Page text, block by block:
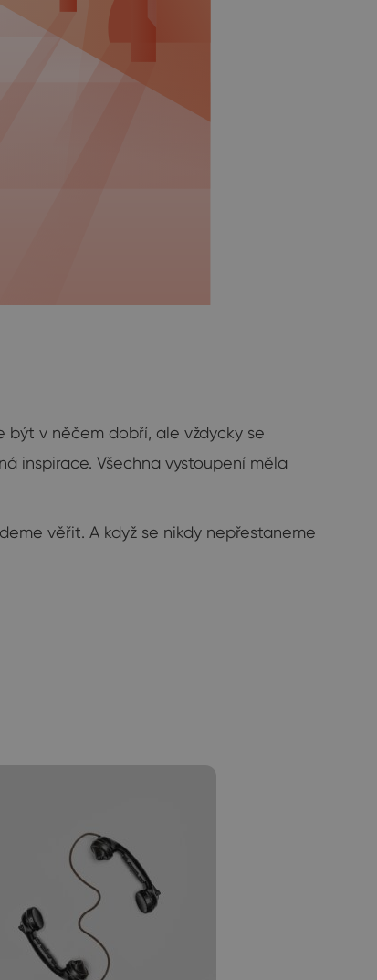
být v něčem dobří, ale vždycky se
inspirace. Všechna vystoupení měla
věřit. A když se nikdy nepřestaneme